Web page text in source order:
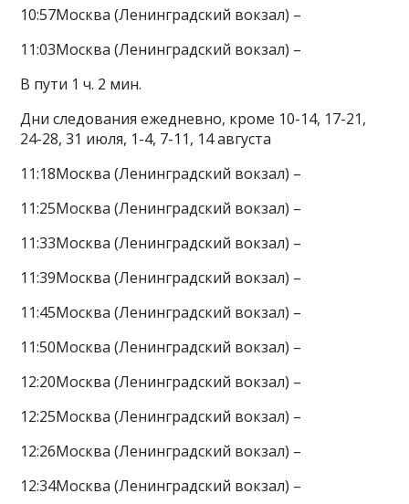
10:57Москва (Ленинградский вокзал) –
11:03Москва (Ленинградский вокзал) –
В пути 1 ч. 2 мин.
Дни следования ежедневно, кроме 10-14, 17-21,
24-28, 31 июля, 1-4, 7-11, 14 августа
11:18Москва (Ленинградский вокзал) –
11:25Москва (Ленинградский вокзал) –
11:33Москва (Ленинградский вокзал) –
11:39Москва (Ленинградский вокзал) –
11:45Москва (Ленинградский вокзал) –
11:50Москва (Ленинградский вокзал) –
12:20Москва (Ленинградский вокзал) –
12:25Москва (Ленинградский вокзал) –
12:26Москва (Ленинградский вокзал) –
12:34Москва (Ленинградский вокзал) –